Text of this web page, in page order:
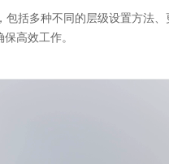
括多种不同的层级设置方法
高效工作。